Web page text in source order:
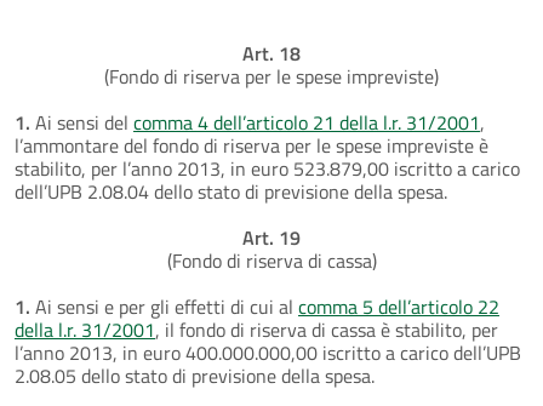
Art. 18
(Fondo di riserva per le spese impreviste)
1. Ai sensi del comma 4 dell’articolo 21 della l.r. 31/2001,
l’ammontare del fondo di riserva per le spese impreviste è
stabilito, per l’anno 2013, in euro 523.879,00 iscritto a carico
dell’UPB 2.08.04 dello stato di previsione della spesa.
Art. 19
(Fondo di riserva di cassa)
1. Ai sensi e per gli effetti di cui al comma 5 dell’articolo 22
della l.r. 31/2001, il fondo di riserva di cassa è stabilito, per
l’anno 2013, in euro 400.000.000,00 iscritto a carico dell’UPB
2.08.05 dello stato di previsione della spesa.